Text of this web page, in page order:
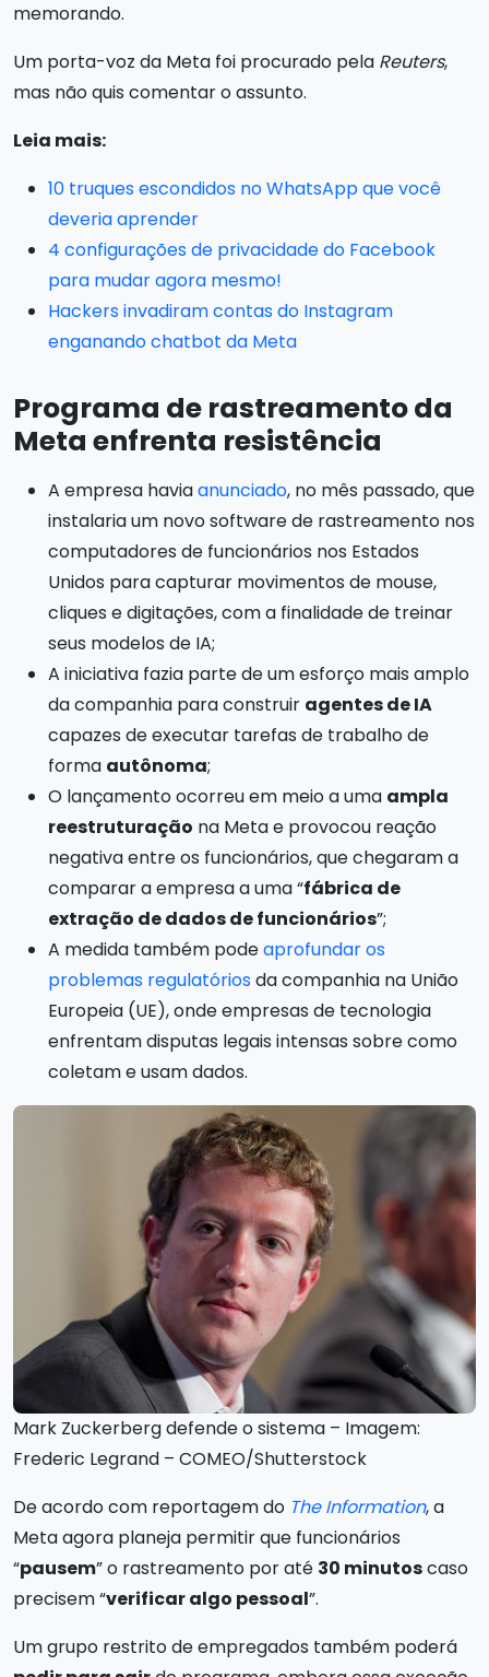
memorando.
Um porta-voz da Meta foi procurado pela Reuters,
mas não quis comentar o assunto.
Leia mais:
10 truques escondidos no WhatsApp que você
deveria aprender
4 configurações de privacidade do Facebook
para mudar agora mesmo!
Hackers invadiram contas do Instagram
enganando chatbot da Meta
Programa de rastreamento da
Meta enfrenta resistência
A empresa haviaanunciado, no mês passado, que
instalaria um novo software de rastreamento nos
computadores de funcionários nos Estados
Unidos para capturar movimentos de mouse,
cliques e digitações, com a finalidade de treinar
seus modelos de IA;
A iniciativa fazia parte de um esforço mais amplo
da companhia para construir agentes de IA
capazes de executar tarefas de trabalho de
forma autônoma;
O lançamento ocorreu em meio a uma ampla
reestruturação na Meta e provocou reação
negativa entre os funcionários, que chegaram a
comparar a empresa a uma “fábrica de
extração de dados de funcionários”;
A medida também podeaprofundar os
problemas regulatóriosda companhia na União
Europeia (UE), onde empresas de tecnologia
enfrentam disputas legais intensas sobre como
coletam e usam dados.
Mark Zuckerberg defende o sistema – Imagem:
Frederic Legrand – COMEO/Shutterstock
De acordo com reportagem do The Information, a
Meta agora planeja permitir que funcionários
“pausem” o rastreamento por até 30 minutoscaso
precisem “verificar algo pessoal”.
Um grupo restrito de empregados também poderá